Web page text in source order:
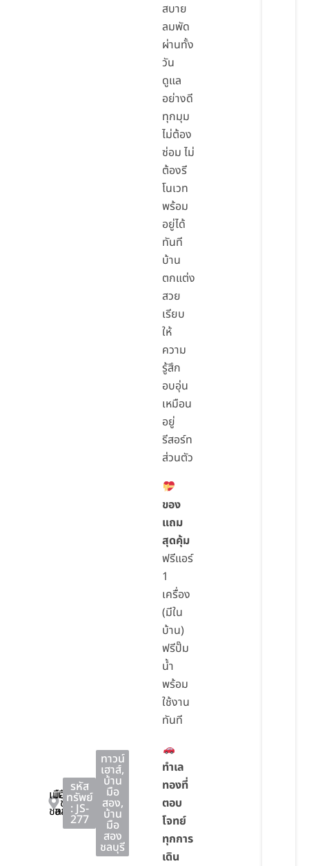
เมือง
ชลบุรี
เมือง
ชลบุรี
ชลบุรี
รหัส
ทรัพย์
: JS-
277
ทาวน์
เฮาส์,
บ้าน
มือ
สอง,
บ้าน
มือ
สอง
ชลบุรี
สบาย
ลมพัด
ผ่านทั้ง
วัน
ดูแล
อย่างดี
ทุกมุม
ไม่ต้อง
ซ่อม ไม่
ต้องรี
โนเวท
พร้อม
อยู่ได้
ทันที
บ้าน
ตกแต่ง
สวย
เรียบ
ให้
ความ
รู้สึก
อบอุ่น
เหมือน
อยู่
รีสอร์ท
ส่วนตัว
ของ
แถม
สุดคุ้ม
ฟรีแอร์
1
เครื่อง
(มีใน
บ้าน)
ฟรีปั๊ม
น้ำ
พร้อม
ใช้งาน
ทันที
ทำเล
ทองที่
ตอบ
โจทย์
ทุกการ
เดิน